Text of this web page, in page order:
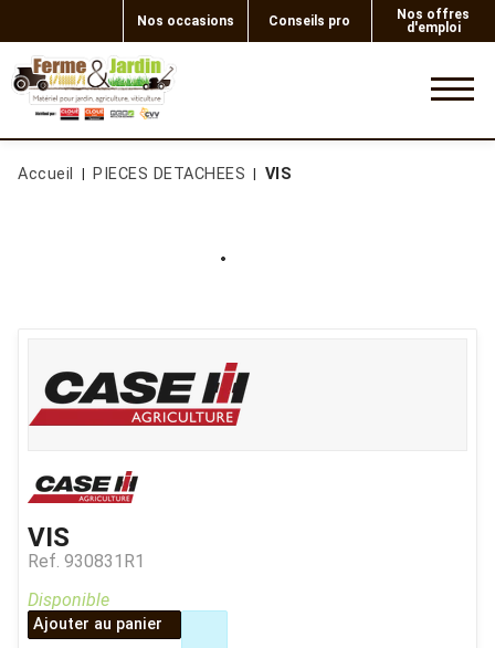
Nos occasions Conseils pro
Nos offres
d'emploi
Accueil PIECES DETACHEES VIS
VIS
Ref. 930831R1
Disponible
Ajouter au panier